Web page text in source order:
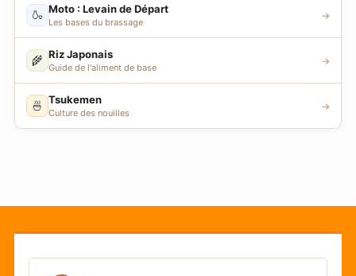
🍶 Moto : Levain de Départ
Les bases du brassage
→
🌾 Riz Japonais
Guide de l'aliment de base
→
🍜 Tsukemen
Culture des nouilles
→